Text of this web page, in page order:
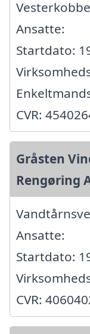
Ansatte:
Startdato:
CVR:
Gråsten
Rengøring
Ansatte:
Startdato:
CVR: